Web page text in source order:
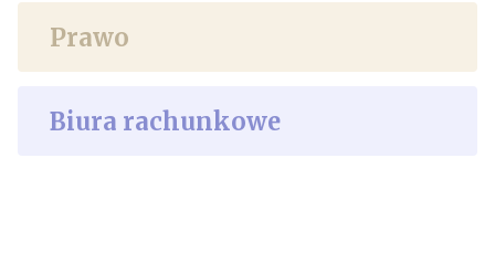
Prawo
Biura rachunkowe